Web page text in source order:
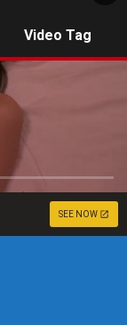
Video Tag
SEE NOW